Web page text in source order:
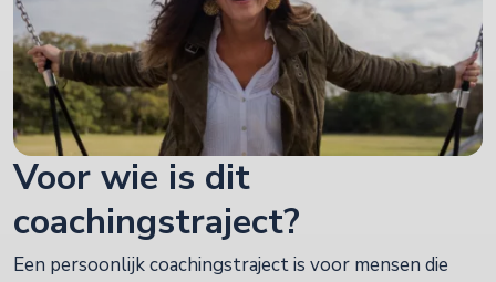
Voor wie is dit
coachingstraject?
Een persoonlijk coachingstraject is voor mensen die